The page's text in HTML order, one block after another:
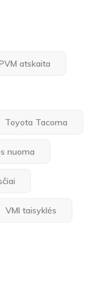
atskaita
Toyota Tacoma
nuoma
VMI taisyklės